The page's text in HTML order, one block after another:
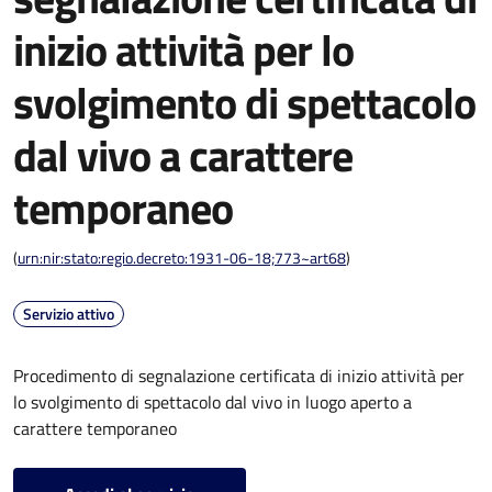
inizio attività per lo
svolgimento di spettacolo
dal vivo a carattere
temporaneo
(urn:nir:stato:regio.decreto:1931-06-18;773~art68)
Servizio attivo
Procedimento di segnalazione certificata di inizio attività per
lo svolgimento di spettacolo dal vivo in luogo aperto a
carattere temporaneo